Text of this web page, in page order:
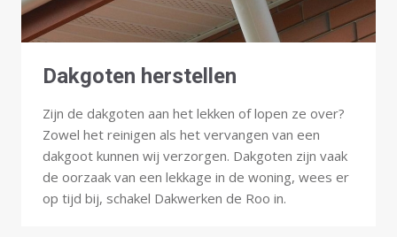
Dakgoten herstellen
Zijn de dakgoten aan het lekken of lopen ze over?
Zowel het reinigen als het vervangen van een
dakgoot kunnen wij verzorgen. Dakgoten zijn vaak
de oorzaak van een lekkage in de woning, wees er
op tijd bij, schakel Dakwerken de Roo in.